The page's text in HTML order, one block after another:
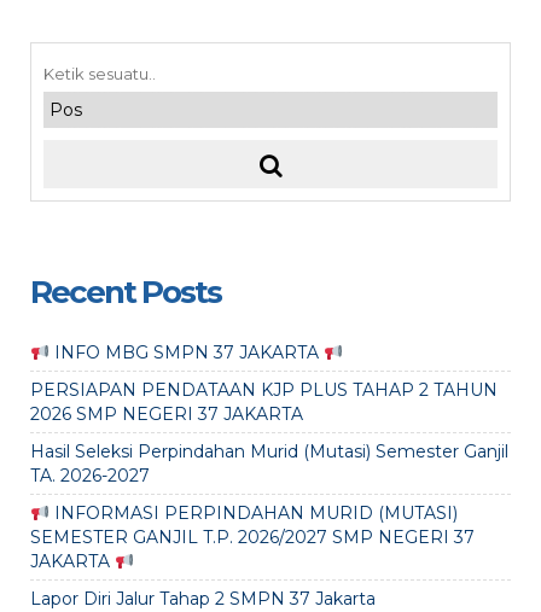
Recent Posts
INFO MBG SMPN 37 JAKARTA
PERSIAPAN PENDATAAN KJP PLUS TAHAP 2 TAHUN
2026 SMP NEGERI 37 JAKARTA
Hasil Seleksi Perpindahan Murid (Mutasi) Semester Ganjil
TA. 2026-2027
INFORMASI PERPINDAHAN MURID (MUTASI)
SEMESTER GANJIL T.P. 2026/2027 SMP NEGERI 37
JAKARTA
Lapor Diri Jalur Tahap 2 SMPN 37 Jakarta